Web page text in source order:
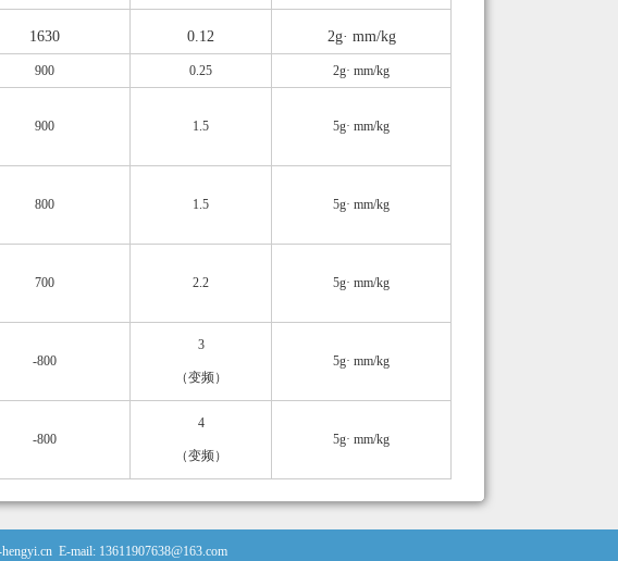
1630 0.12 2g· mm/kg
900 0.25 2g· mm/kg
900 1.5 5g· mm/kg
800 1.5 5g· mm/kg
700 2.2 5g· mm/kg
-800
3
（变频）
5g· mm/kg
-800
4
（变频）
5g· mm/kg
E-mail: 13611907638@163.com